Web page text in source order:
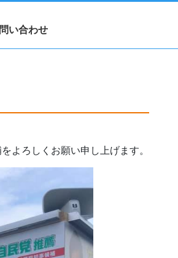
い合わせ
よろしくお願い申し上げます。